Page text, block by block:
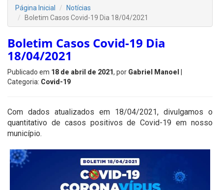
Página Inicial
Notícias
Boletim Casos Covid-19 Dia 18/04/2021
Boletim Casos Covid-19 Dia
18/04/2021
Publicado em 18 de abril de 2021, por Gabriel Manoel
Categoria: Covid-19
Com dados atualizados em 18/04/2021, divulgamos o
quantitativo de casos positivos de Covid-19 em nosso
município.